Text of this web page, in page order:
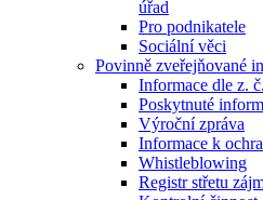
úřad
Pro podnikatele
Sociální věci
Povinně zveřejňované
Informace dle z.
Poskytnuté
Výroční zpráva
Informace k
Whistleblowing
Registr střetu